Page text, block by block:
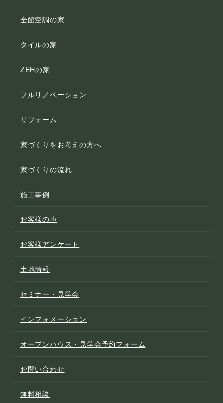
全館空調の家
タイルの家
ZEHの家
フルリノベーション
リフォーム
家づくりをお考えの方へ
家づくりの流れ
施工事例
お客様の声
お客様アンケート
土地情報
セミナー・見学会
インフォメーション
オープンハウス・見学会予約フォーム
お問い合わせ
無料相談